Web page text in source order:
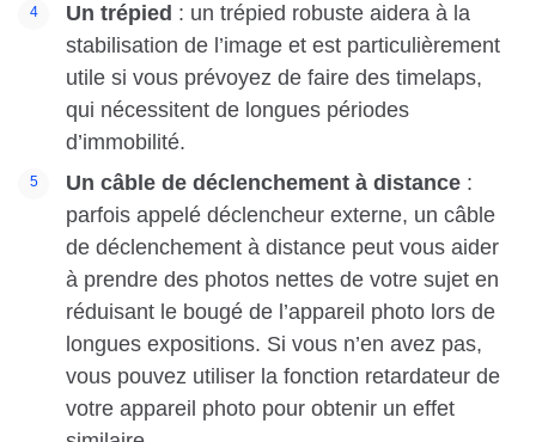
Un trépied : un trépied robuste aidera à la
stabilisation de l’image et est particulièrement
utile si vous prévoyez de faire des timelaps,
qui nécessitent de longues périodes
d’immobilité.
Un câble de déclenchement à distance :
parfois appelé déclencheur externe, un câble
de déclenchement à distance peut vous aider
à prendre des photos nettes de votre sujet en
réduisant le bougé de l’appareil photo lors de
longues expositions. Si vous n’en avez pas,
vous pouvez utiliser la fonction retardateur de
votre appareil photo pour obtenir un effet